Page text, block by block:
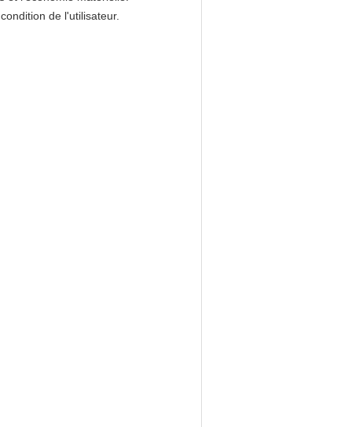
de l'utilisateur.